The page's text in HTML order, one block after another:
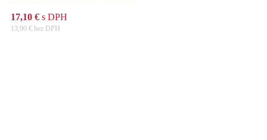
17,10 € s DPH
13,90 € bez DPH